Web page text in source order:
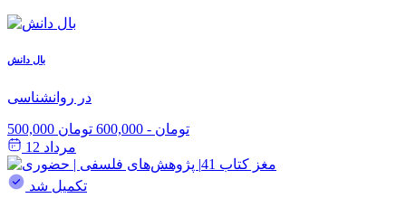
بال دانش
در روانشناسی
500,000 تومان - 600,000 تومان
مرداد 12
تکمیل شد